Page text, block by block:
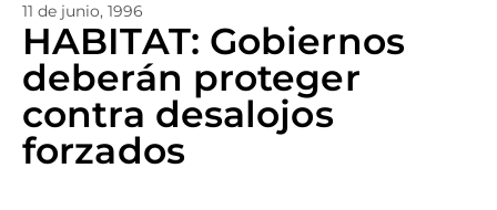
11 de junio, 1996
HABITAT: Gobiernos
deberán proteger
contra desalojos
forzados